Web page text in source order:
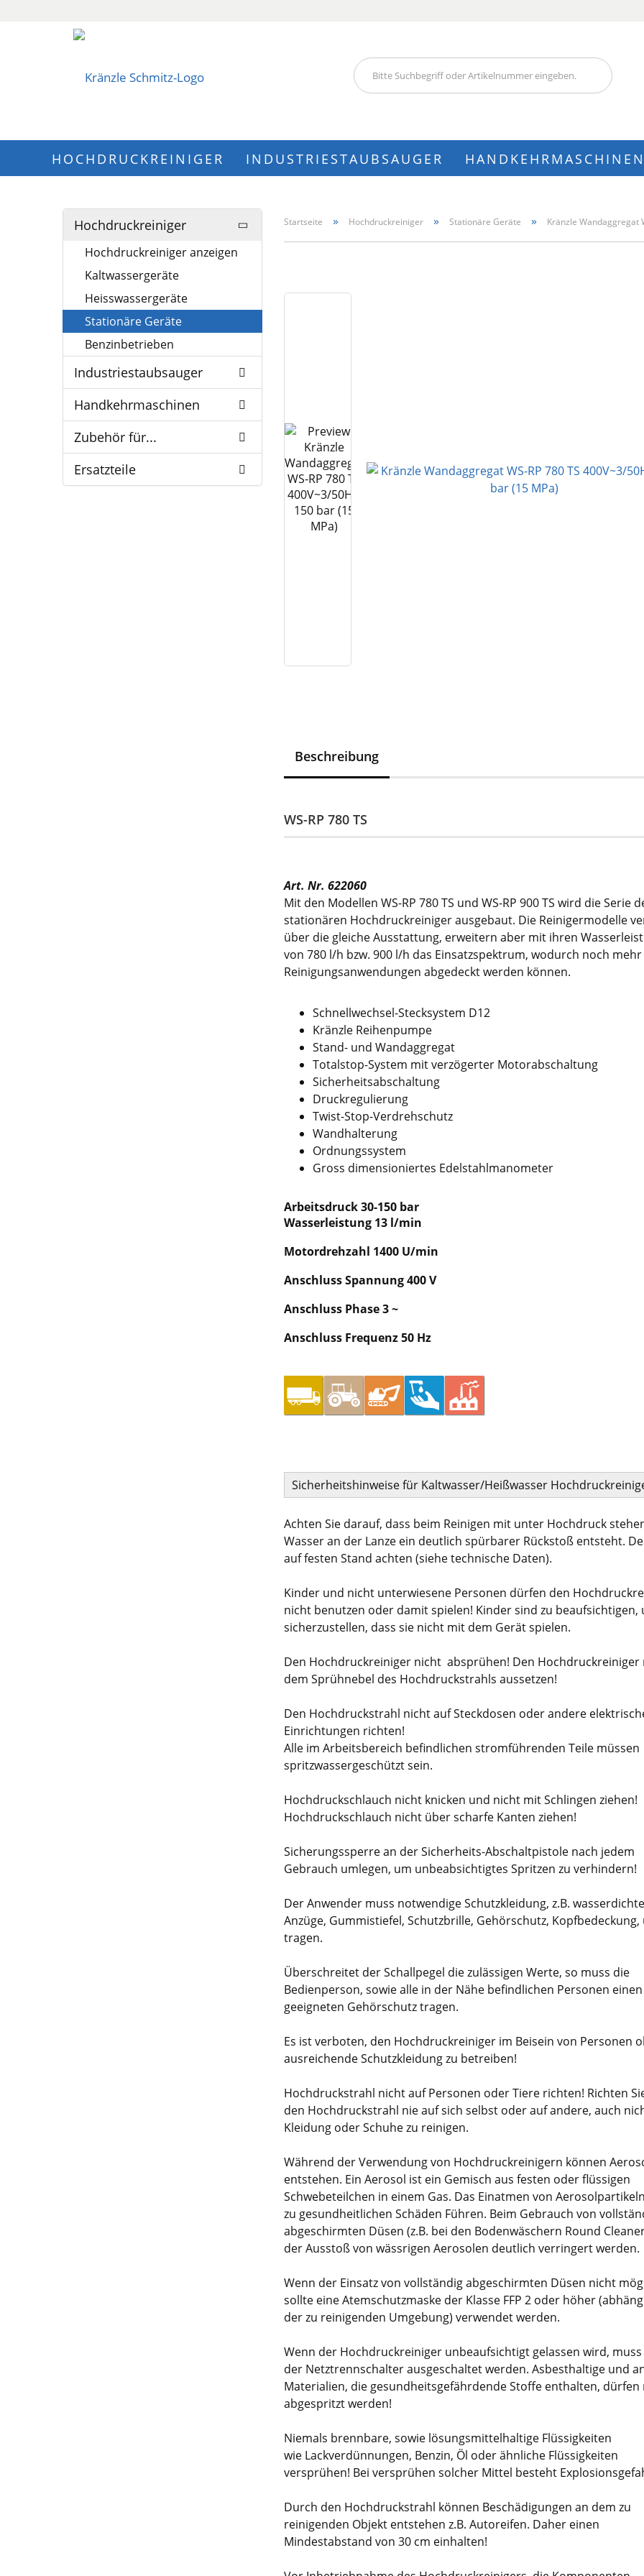
HOCHDRUCKREINIGER INDUSTRIESTAUBSAUGER HANDKEHRMASCHINEN
Startseite » Hochdruckreiniger » Stationäre Geräte » Kränzle Wandaggregat
Beschreibung
WS-RP 780 TS
Art. Nr. 622060
Mit den Modellen WS-RP 780 TS und WS-RP 900 TS wird die Serie
stationären Hochdruckreiniger ausgebaut. Die Reinigermodelle
über die gleiche Ausstattung, erweitern aber mit ihren
von 780 l/h bzw. 900 l/h das Einsatzspektrum, wodurch noch mehr
Reinigungsanwendungen abgedeckt werden können.
Schnellwechsel-Stecksystem D12
Kränzle Reihenpumpe
Stand- und Wandaggregat
Totalstop-System mit verzögerter Motorabschaltung
Sicherheitsabschaltung
Druckregulierung
Twist-Stop-Verdrehschutz
Wandhalterung
Ordnungssystem
Gross dimensioniertes Edelstahlmanometer
Arbeitsdruck 30-150 bar
Wasserleistung 13 l/min
Motordrehzahl 1400 U/min
Anschluss Spannung 400 V
Anschluss Phase 3 ~
Anschluss Frequenz 50 Hz
Sicherheitshinweise für Kaltwasser/Heißwasser
Achten Sie darauf, dass beim Reinigen mit unter Hochdruck
Wasser an der Lanze ein deutlich spürbarer Rückstoß entsteht.
auf festen Stand achten (siehe technische Daten).
Kinder und nicht unterwiesene Personen dürfen den
nicht benutzen oder damit spielen! Kinder sind zu beaufsichtigen,
sicherzustellen, dass sie nicht mit dem Gerät spielen.
Den Hochdruckreiniger nicht absprühen! Den Hochdruckreiniger
dem Sprühnebel des Hochdruckstrahls aussetzen!
Den Hochdruckstrahl nicht auf Steckdosen oder andere
Einrichtungen richten!
Alle im Arbeitsbereich befindlichen stromführenden Teile müssen
spritzwassergeschützt sein.
Hochdruckschlauch nicht knicken und nicht mit Schlingen ziehen!
Hochdruckschlauch nicht über scharfe Kanten ziehen!
Sicherungssperre an der Sicherheits-Abschaltpistole nach jedem
Gebrauch umlegen, um unbeabsichtigtes Spritzen zu verhindern!
Der Anwender muss notwendige Schutzkleidung, z.B. wasserdichte
Anzüge, Gummistiefel, Schutzbrille, Gehörschutz, Kopfbedeckung,
tragen.
Überschreitet der Schallpegel die zulässigen Werte, so muss die
Bedienperson, sowie alle in der Nähe befindlichen Personen einen
geeigneten Gehörschutz tragen.
Es ist verboten, den Hochdruckreiniger im Beisein von Personen
ausreichende Schutzkleidung zu betreiben!
Hochdruckstrahl nicht auf Personen oder Tiere richten! Richten
den Hochdruckstrahl nie auf sich selbst oder auf andere, auch
Kleidung oder Schuhe zu reinigen.
Während der Verwendung von Hochdruckreinigern können
entstehen. Ein Aerosol ist ein Gemisch aus festen oder flüssigen
Schwebeteilchen in einem Gas. Das Einatmen von
zu gesundheitlichen Schäden Führen. Beim Gebrauch von
abgeschirmten Düsen (z.B. bei den Bodenwäschern Round
der Ausstoß von wässrigen Aerosolen deutlich verringert werden.
Wenn der Einsatz von vollständig abgeschirmten Düsen nicht
sollte eine Atemschutzmaske der Klasse FFP 2 oder höher
der zu reinigenden Umgebung) verwendet werden.
Wenn der Hochdruckreiniger unbeaufsichtigt gelassen wird,
der Netztrennschalter ausgeschaltet werden. Asbesthaltige und
Materialien, die gesundheitsgefährdende Stoffe enthalten, dürfen
abgespritzt werden!
Niemals brennbare, sowie lösungsmittelhaltige Flüssigkeiten
wie Lackverdünnungen, Benzin, Öl oder ähnliche Flüssigkeiten
versprühen! Bei versprühen solcher Mittel besteht
Durch den Hochdruckstrahl können Beschädigungen an dem zu
reinigenden Objekt entstehen z.B. Autoreifen. Daher einen
Mindestabstand von 30 cm einhalten!
Hochdruckreiniger
Hochdruckreiniger anzeigen
Kaltwassergeräte
Heisswassergeräte
Stationäre Geräte
Benzinbetrieben
Industriestaubsauger
Handkehrmaschinen
Zubehör für...
Ersatzteile